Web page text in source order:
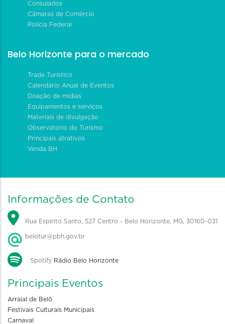
Consulados
Câmaras de Comércio
Polícia Federal
Belo Horizonte para o mercado
Trade Turístico
Calendário Anual de Eventos
Doação de mídias
Equipamentos e serviços
Materiais de divulgação
Observatório do Turismo
Principais atrativos
Venda BH
Informações de Contato
Rua Espírito Santo, 527 Centro - Belo Horizonte, MG, 30160-031
belotur@pbh.gov.br
Spotify Rádio Belo Horizonte
Principais Eventos
Arraial de Belô
Festivais Culturais Municipais
Carnaval